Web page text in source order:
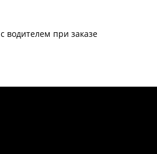
с водителем при заказе